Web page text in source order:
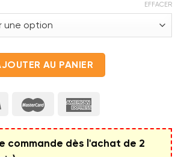
EFFACER
kawaii mignon blanc
AU PANIER
commande dès l'achat de 2